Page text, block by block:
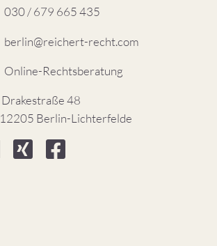
030 / 679 665 435
berlin@reichert-recht.com
Online-Rechtsberatung
Drakestraße 48
12205 Berlin-Lichterfelde